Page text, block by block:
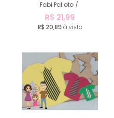
Fabi Palioto /
R$ 21,99
R$ 20,89 à vista